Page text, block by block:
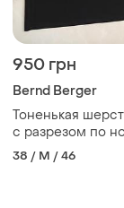
950 грн
Bernd Berger
Тоненькая
с разрезом по
bernd berger
38 / M / 46